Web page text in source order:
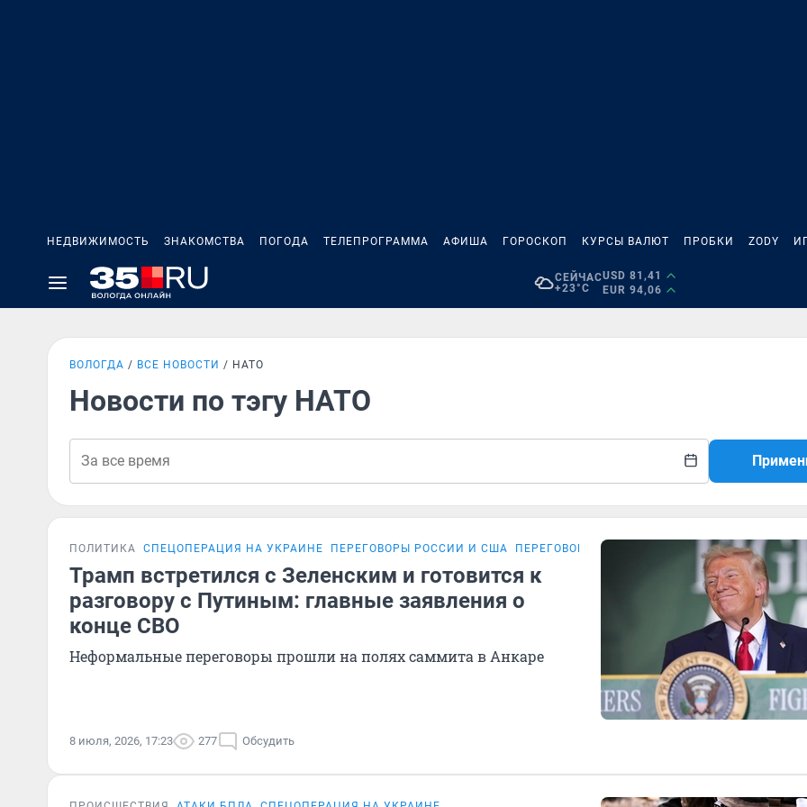
НЕДВИЖИМОСТЬ ЗНАКОМСТВА ПОГОДА ТЕЛЕПРОГРАММА АФИША ГОРОСКОП КУРСЫ ВАЛЮТ ПРОБКИ ZODY
СЕЙЧАС
+23°C
USD 81,41
EUR 94,06
ВОЛОГДА ВСЕ НОВОСТИ НАТО
Новости по тэгу НАТО
ПОЛИТИКА СПЕЦОПЕРАЦИЯ НА УКРАИНЕ ПЕРЕГОВОРЫ РОССИИ И США ПЕРЕГОВОРЫ РОССИИ И УКРАИНЫ
Трамп встретился с Зеленским и готовится к
разговору с Путиным: главные заявления о
конце СВО
Неформальные переговоры прошли на полях саммита в Анкаре
8 июля, 2026, 17:23 277 Обсудить